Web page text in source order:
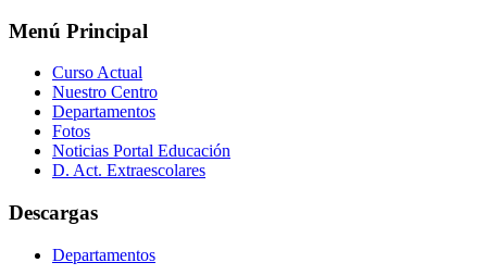
Menú Principal
Curso Actual
Nuestro Centro
Departamentos
Fotos
Noticias Portal Educación
D. Act. Extraescolares
Descargas
Departamentos